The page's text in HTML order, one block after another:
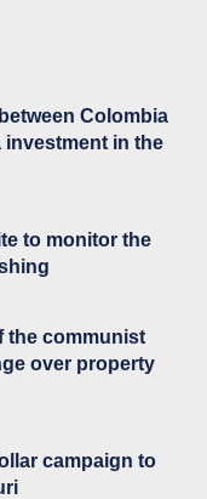
Colombia
investment in the
to monitor the
the communist
over property
campaign to